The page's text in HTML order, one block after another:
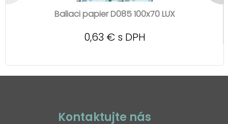
Baliaci papier D085 100x70 LUX
0,63 € s DPH
Kontaktujte nás